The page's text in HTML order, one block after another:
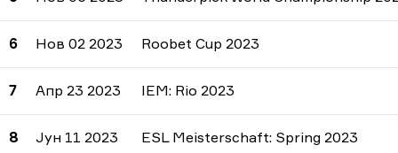
6 Нов 02 2023 Roobet Cup 2023
7 Апр 23 2023 IEM: Rio 2023
8 Јун 11 2023 ESL Meisterschaft: Spring 2023